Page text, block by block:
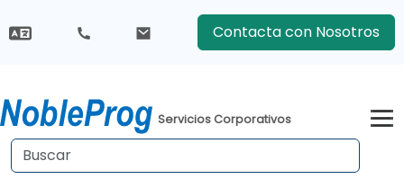
Contacta con Nosotros
Servicios Corporativos